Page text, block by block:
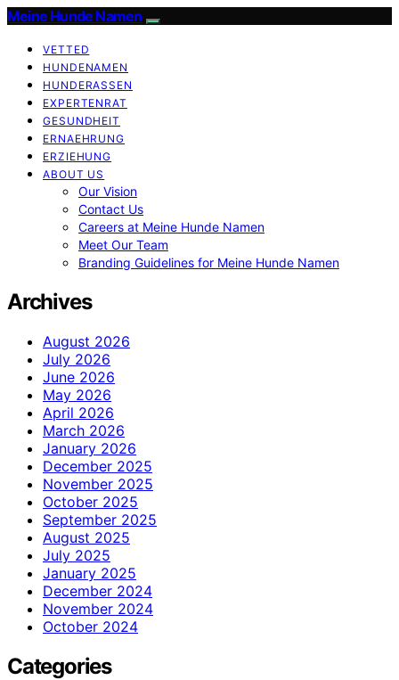
Meine Hunde Namen
VETTED
HUNDENAMEN
HUNDERASSEN
EXPERTENRAT
GESUNDHEIT
ERNAEHRUNG
ERZIEHUNG
ABOUT US
Our Vision
Contact Us
Careers at Meine Hunde Namen
Meet Our Team
Branding Guidelines for Meine Hunde Namen
Archives
August 2026
July 2026
June 2026
May 2026
April 2026
March 2026
January 2026
December 2025
November 2025
October 2025
September 2025
August 2025
July 2025
January 2025
December 2024
November 2024
October 2024
Categories